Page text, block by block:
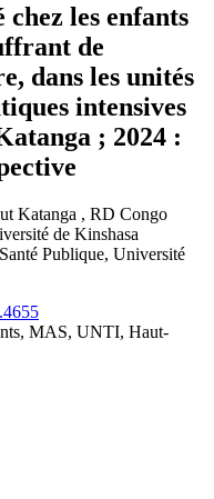
les enfants
de
dans les unités
intensives
; 2024 :
Katanga , RD Congo
de Kinshasa
Publique, Université
MAS, UNTI, Haut-